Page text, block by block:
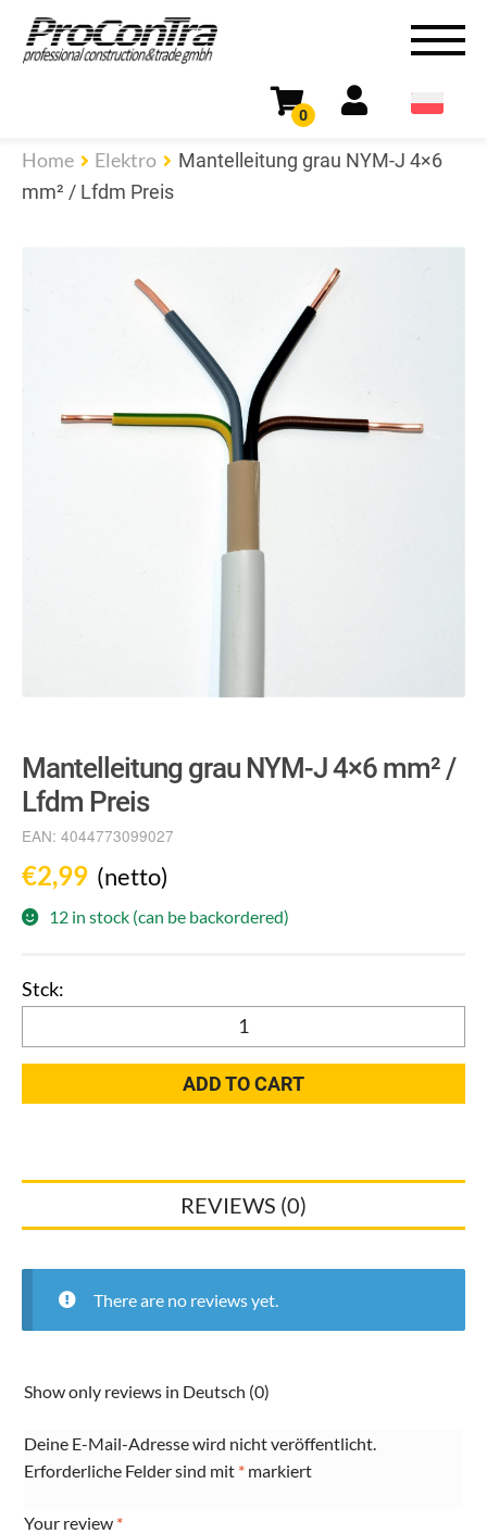
0
Home Elektro
Mantelleitung grau NYM-J 4×6
mm² / Lfdm Preis
Mantelleitung grau NYM-J 4×6 mm² /
Lfdm Preis
EAN: 4044773099027
€2,99 (netto)
12 in stock (can be backordered)
grau
NYM-
J
/
Preis
ADD TO CART
REVIEWS (0)
There are no reviews yet.
Show only reviews in Deutsch (0)
Deine E-Mail-Adresse wird nicht veröffentlicht.
Erforderliche Felder sind mit * markiert
Your review *